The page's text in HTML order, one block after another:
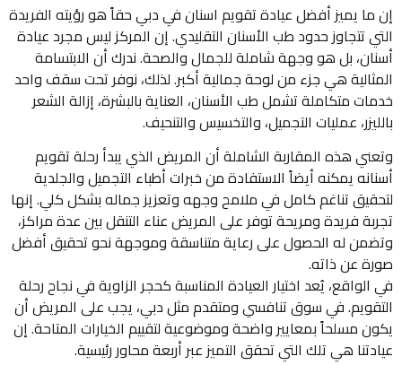
إن ما يميز أفضل عيادة تقويم اسنان في دبي حقاً هو رؤيته الفريدة
التي تتجاوز حدود طب الأسنان التقليدي. إن المركز ليس مجرد عيادة
أسنان، بل هو وجهة شاملة للجمال والصحة. ندرك أن الابتسامة
المثالية هي جزء من لوحة جمالية أكبر. لذلك، نوفر تحت سقف واحد
خدمات متكاملة تشمل طب الأسنان، العناية بالبشرة، إزالة الشعر
بالليزر، عمليات التجميل، والتخسيس والتنحيف.
وتعني هذه المقاربة الشاملة أن المريض الذي يبدأ رحلة تقويم
أسنانه يمكنه أيضاً الاستفادة من خبرات أطباء التجميل والجلدية
لتحقيق تناغم كامل في ملامح وجهه وتعزيز جماله بشكل كلي. إنها
تجربة فريدة ومريحة توفر على المريض عناء التنقل بين عدة مراكز،
وتضمن له الحصول على رعاية متناسقة وموجهة نحو تحقيق أفضل
صورة عن ذاته.
في الواقع، يُعد اختيار العيادة المناسبة كحجر الزاوية في نجاح رحلة
التقويم. في سوق تنافسي ومتقدم مثل دبي، يجب على المريض أن
يكون مسلحاً بمعايير واضحة وموضوعية لتقييم الخيارات المتاحة. إن
عيادتنا هي تلك التي تحقق التميز عبر أربعة محاور رئيسية.